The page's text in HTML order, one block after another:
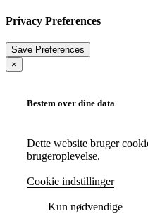
Privacy Preferences
×
Bestem over dine data
Dette website bruger
brugeroplevelse.
Cookie indstillinger
Kun nødvendige